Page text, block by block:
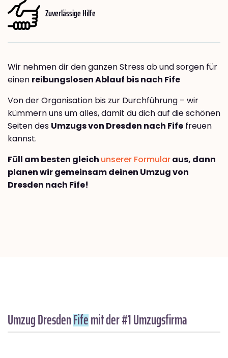
Zuverlässige Hilfe
Wir nehmen dir den ganzen Stress ab und sorgen für
einen reibungslosen Ablauf bis nach Fife
Von der Organisation bis zur Durchführung – wir
kümmern uns um alles, damit du dich auf die schönen
Seiten des Umzugs von Dresden nach Fife freuen
kannst.
Füll am besten gleich unserer Formularaus, dann
planen wir gemeinsam deinen Umzug von
Dresden nach Fife!
Umzug DresdenFifemit der #1 Umzugsfirma